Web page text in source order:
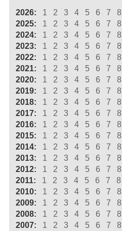
2026: 1 2 3 4 5 6 7
8
2025:
1 2 3 4 5 6 7 8
2024:
1 2 3 4 5 6 7 8
2023:
1 2 3 4 5 6 7 8
2022:
1 2 3 4 5 6 7 8
2021:
1 2 3 4 5 6 7 8
2020:
1 2 3 4 5 6 7 8
2019:
1 2 3 4 5 6 7 8
2018:
1 2 3 4 5 6 7 8
2017:
1 2 3 4 5 6 7 8
2016:
1 2 3 4 5 6 7 8
2015:
1 2 3 4 5 6 7 8
2014:
1 2 3 4 5 6 7 8
2013:
1 2 3 4 5 6 7 8
2012:
1 2 3 4 5 6 7 8
2011:
1 2 3 4 5 6 7 8
2010:
1 2 3 4 5 6 7 8
2009:
1 2 3 4 5 6 7 8
2008:
1 2 3 4 5 6 7 8
2007:
1 2 3 4 5 6 7 8